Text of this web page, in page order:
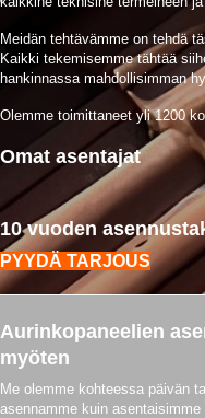
Meidän tehtävämme on tehdä
Kaikki tekemisemme tähtää
hankinnassa mahdollisimman
Olemme toimittaneet yli 1200
Omat asentajat
10 vuoden
PYYDÄ TARJOUS
Aurinkopaneelien
myöten
Me olemme kohteessa päivän
asennamme kuin